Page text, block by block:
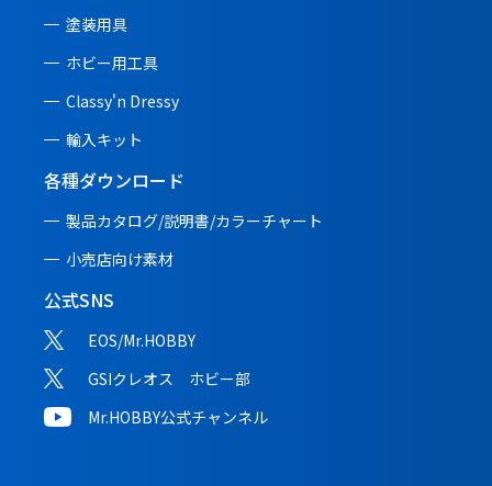
塗装用具
ホビー用工具
Classy'n Dressy
輸入キット
各種ダウンロード
製品カタログ/説明書/カラーチャート
小売店向け素材
公式SNS
EOS/Mr.HOBBY
GSIクレオス ホビー部
Mr.HOBBY公式チャンネル